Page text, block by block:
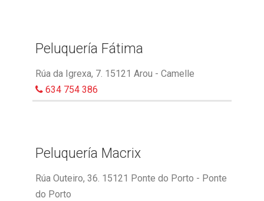
Peluquería Fátima
Rúa da Igrexa, 7. 15121 Arou - Camelle
634 754 386
Peluquería Macrix
Rúa Outeiro, 36. 15121 Ponte do Porto - Ponte
do Porto